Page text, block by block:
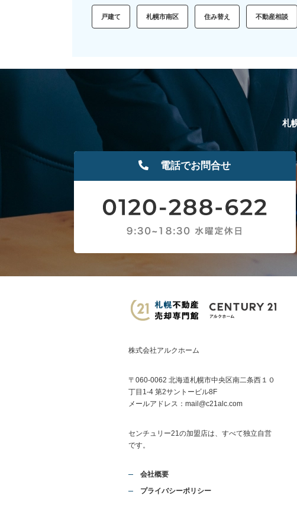
戸建て 札幌市南区 住み替え 不動産相談
札
電話でお問合せ
株式会社アルクホーム
〒060-0062 北海道札幌市中央区南二条西１０
丁目1-4 第2サントービル8F
メールアドレス： mail@c21alc.com
センチュリー21の加盟店は、すべて独立自営
です。
会社概要
プライバシーポリシー